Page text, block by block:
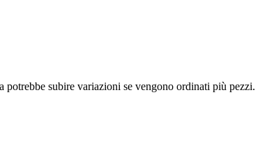
subire variazioni se vengono ordinati più pezzi.